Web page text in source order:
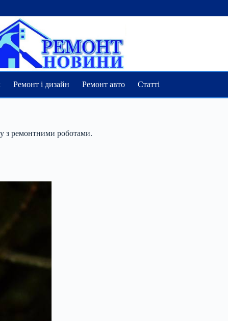
Ремонт і дизайн Ремонт авто Статті
з ремонтними роботами.